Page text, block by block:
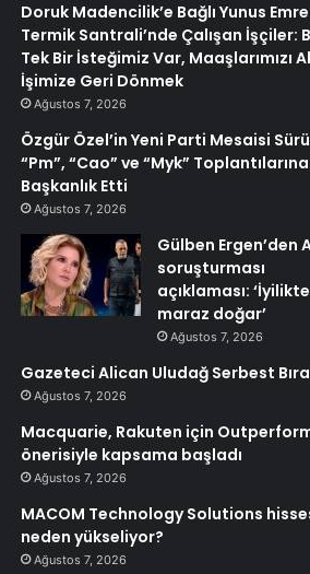
Doruk Madencilik’e Bağlı Yunus Emre
Termik Santrali’nde Çalışan İşçiler:
Tek Bir İsteğimiz Var, Maaşlarımızı
İşimize Geri Dönmek
Ağustos 7, 2026
Özgür Özel’in Yeni Parti Mesaisi
“Pm”, “Cao” ve “Myk” Toplantılarına
Başkanlık Etti
Ağustos 7, 2026
Gülben Ergen’den
soruşturması
açıklaması:
maraz doğar’
Ağustos 7, 2026
Gazeteci Alican Uludağ Serbest
Ağustos 7, 2026
Macquarie, Rakuten için
önerisiyle kapsama başladı
Ağustos 7, 2026
MACOM Technology Solutions
neden yükseliyor?
Ağustos 7, 2026